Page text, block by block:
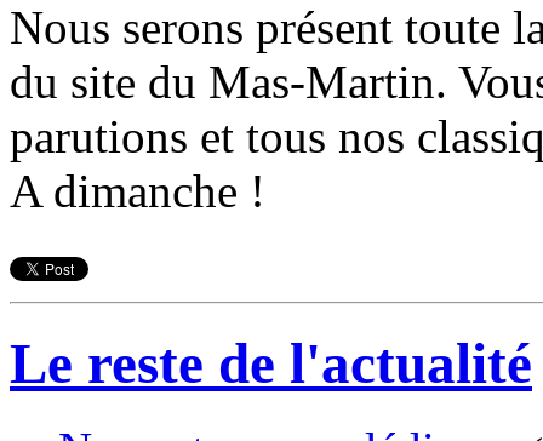
Nous serons présent toute
du site du Mas-Martin.
parutions et tous nos
A dimanche !
Le reste de l'actualité